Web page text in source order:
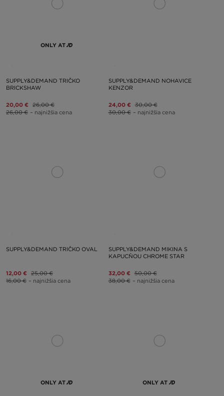
ONLY AT
SUPPLY&DEMAND TRIČKO
BRICKSHAW
20,00 € 26,00 €
26,00 € – najnižšia cena
SUPPLY&DEMAND NOHAVICE
KENZOR
24,00 € 30,00 €
30,00 € – najnižšia cena
SUPPLY&DEMAND TRIČKO OVAL
12,00 € 25,00 €
16,00 € – najnižšia cena
SUPPLY&DEMAND MIKINA S
KAPUCŇOU CHROME STAR
32,00 € 50,00 €
38,00 € – najnižšia cena
ONLY AT ONLY AT